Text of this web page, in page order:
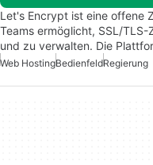
Let's Encrypt ist eine offene
Teams ermöglicht, SSL/
und zu verwalten. Die
Web HostingBedienfeldRegierung